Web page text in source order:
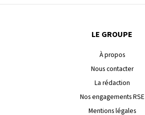
LE GROUPE
À propos
Nous contacter
La rédaction
Nos engagements RSE
Mentions légales